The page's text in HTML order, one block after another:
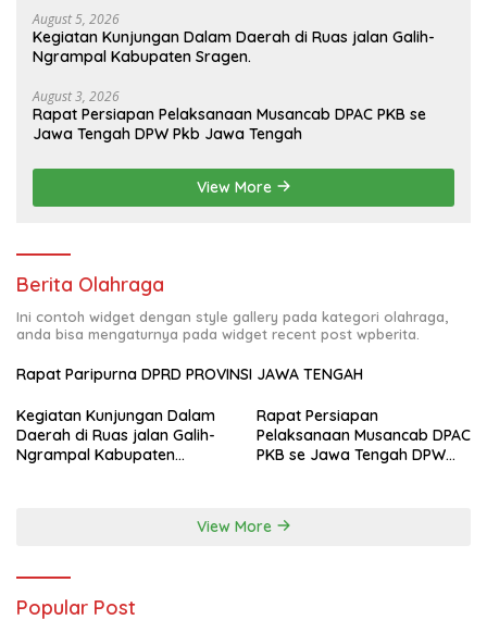
August 5, 2026
Kegiatan Kunjungan Dalam Daerah di Ruas jalan Galih-
Ngrampal Kabupaten Sragen.
August 3, 2026
Rapat Persiapan Pelaksanaan Musancab DPAC PKB se
Jawa Tengah DPW Pkb Jawa Tengah
View More
Berita Olahraga
Ini contoh widget dengan style gallery pada kategori olahraga,
anda bisa mengaturnya pada widget recent post wpberita.
Rapat Paripurna DPRD PROVINSI JAWA TENGAH
Kegiatan Kunjungan Dalam
Daerah di Ruas jalan Galih-
Ngrampal Kabupaten
Rapat Persiapan
Pelaksanaan Musancab DPAC
PKB se Jawa Tengah DPW
View More
Popular Post